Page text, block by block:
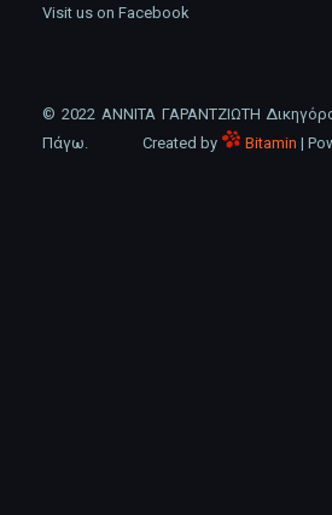
Visit us on Facebook
© 2022 ΑΝΝΙΤΑ ΓΑΡΑΝΤΖΙΩΤΗ
Πάγω.
Created by Bitamin |